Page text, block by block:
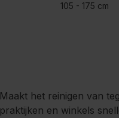
105 - 175 cm
Maakt het reinigen van
praktijken en winkels